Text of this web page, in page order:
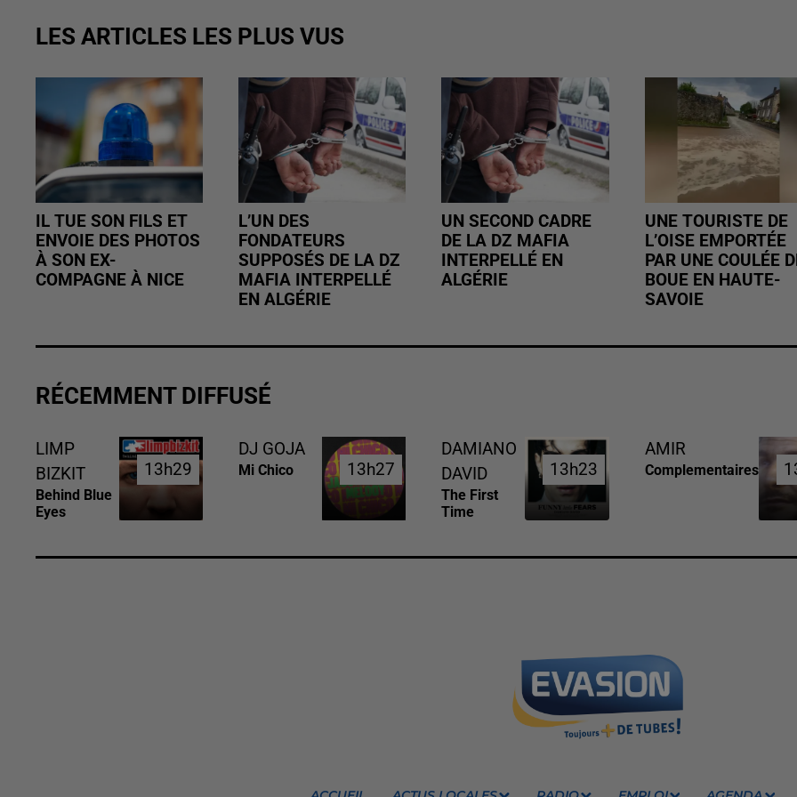
LES ARTICLES LES PLUS VUS
IL TUE SON FILS ET
ENVOIE DES PHOTOS
À SON EX-
COMPAGNE À NICE
L’UN DES
FONDATEURS
SUPPOSÉS DE LA DZ
MAFIA INTERPELLÉ
EN ALGÉRIE
UN SECOND CADRE
DE LA DZ MAFIA
INTERPELLÉ EN
ALGÉRIE
UNE TOURISTE DE
L’OISE EMPORTÉE
PAR UNE COULÉE
BOUE EN HAUTE-
SAVOIE
RÉCEMMENT DIFFUSÉ
LIMP
BIZKIT
Behind Blue
Eyes
13h29
13h29
DJ GOJA
Mi Chico 13h27
13h27
DAMIANO
DAVID
The First
Time
13h23
13h23
AMIR
Complementaires